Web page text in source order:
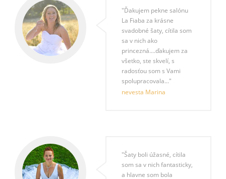
"Ďakujem pekne salónu
La Fiaba za krásne
svadobné šaty, cítila som
sa v nich ako
princezná....ďakujem za
všetko, ste skvelí, s
radosťou som s Vami
spolupracovala..."
nevesta Marina
"Šaty boli úžasné, cítila
som sa v nich fantasticky,
a hlavne som bola